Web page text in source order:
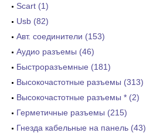
Scart (1)
Usb (82)
Авт. соединители (153)
Аудио разъемы (46)
Быстроразъемные (181)
Высокочастотные разъемы (313)
Высокочастотные разъемы * (2)
Герметичные разъемы (215)
Гнезда кабельные на панель (43)